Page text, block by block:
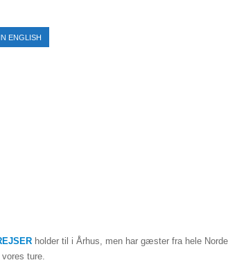
ENGLISH
holder til i Århus, men har gæster fra hele
ture.